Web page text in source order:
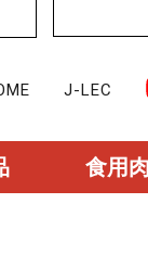
J-LEC
食用